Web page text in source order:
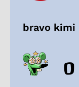
bravo kimi
0